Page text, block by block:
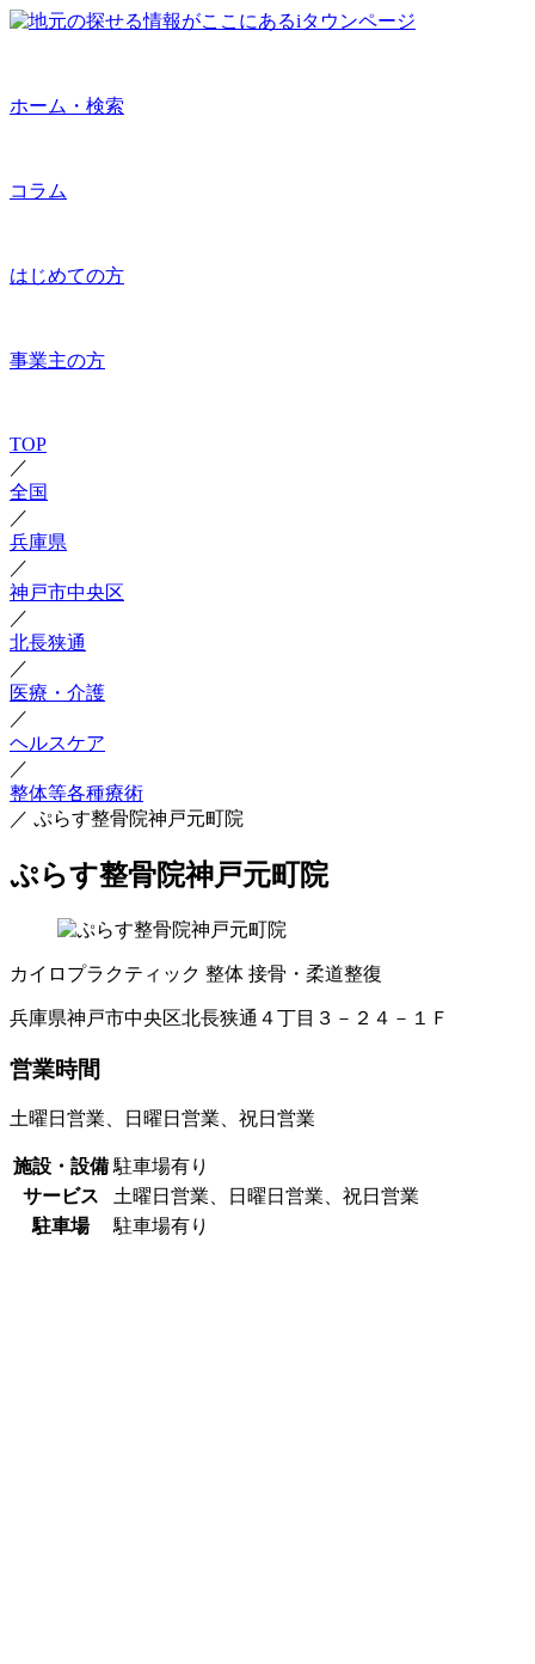
ホーム・検索
コラム
はじめての方
事業主の方
TOP
／
全国
／
兵庫県
／
神戸市中央区
／
北長狭通
／
医療・介護
／
ヘルスケア
／
整体等各種療術
／ ぷらす整骨院神戸元町院
ぷらす整骨院神戸元町院
カイロプラクティック 整体 接骨・柔道整復
兵庫県神戸市中央区北長狭通４丁目３－２４－１Ｆ
営業時間
土曜日営業、日曜日営業、祝日営業
施設・設備 駐車場有り
サービス
土曜日営業、日曜日営業、祝日営業
駐車場
駐車場有り